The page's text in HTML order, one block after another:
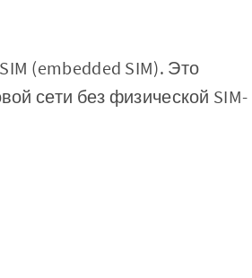
(embedded SIM). Это
сети без физической SIM-